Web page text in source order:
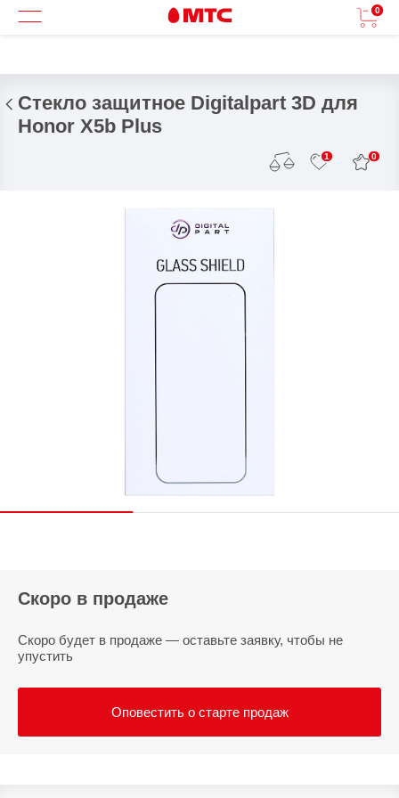
0
Стекло защитное Digitalpart 3D для
Honor X5b Plus
1 0
Скоро в продаже
Скоро будет в продаже — оставьте заявку, чтобы не
упустить
Оповестить о старте продаж